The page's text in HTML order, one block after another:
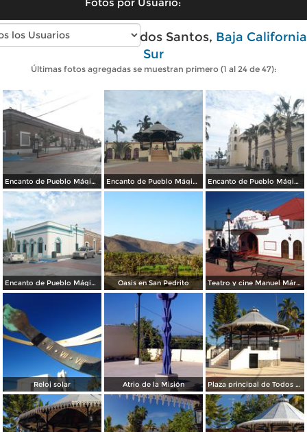
Fotos modernas de Todos Santos, Baja California
Sur
Últimas fotos agregadas se muestran primero (1 al 24 de 47):
Encanto de Pueblo Mágico Encanto de Pueblo Mágico Encanto de Pueblo Mágico
Encanto de Pueblo Mágico Oasis en San Pedrito Teatro y cine Manuel Márquez de León
Reloj solar Atrio de la Misión Plaza principal de Todos Santos